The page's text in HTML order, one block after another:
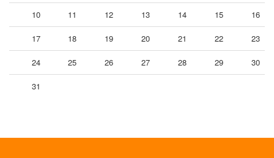
10 11 12 13 14 15 16
17 18 19 20 21 22 23
24 25 26 27 28 29 30
31